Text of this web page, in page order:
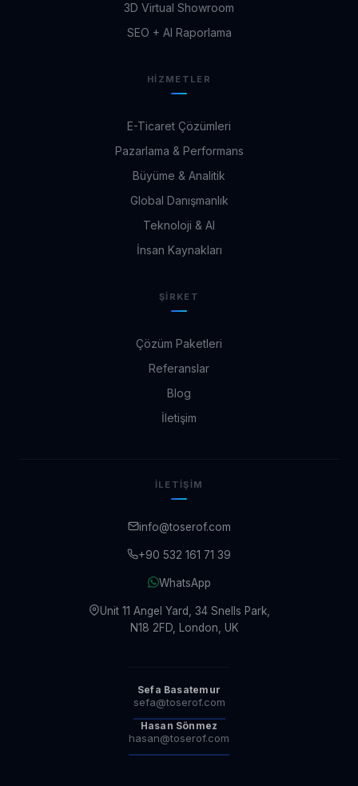
3D Virtual Showroom
SEO + AI Raporlama
HIZMETLER
E-Ticaret Çözümleri
Pazarlama & Performans
Büyüme & Analitik
Global Danışmanlık
Teknoloji & AI
İnsan Kaynakları
ŞIRKET
Çözüm Paketleri
Referanslar
Blog
İletişim
İLETIŞIM
info@toserof.com
+90 532 161 71 39
WhatsApp
Unit 11 Angel Yard, 34 Snells Park,
N18 2FD, London, UK
Sefa Basatemur
sefa@toserof.com
Hasan Sönmez
hasan@toserof.com